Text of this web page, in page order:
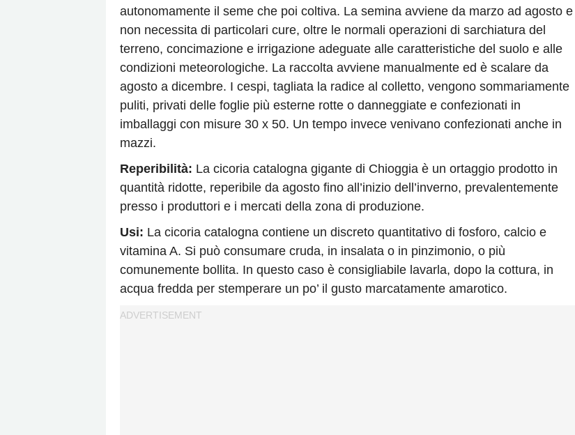
autonomamente il seme che poi coltiva. La semina avviene da marzo ad agosto e
non necessita di particolari cure, oltre le normali operazioni di sarchiatura del
terreno, concimazione e irrigazione adeguate alle caratteristiche del suolo e alle
condizioni meteorologiche. La raccolta avviene manualmente ed è scalare da
agosto a dicembre. I cespi, tagliata la radice al colletto, vengono sommariamente
puliti, privati delle foglie più esterne rotte o danneggiate e confezionati in
imballaggi con misure 30 x 50. Un tempo invece venivano confezionati anche in
mazzi.
Reperibilità: La cicoria catalogna gigante di Chioggia è un ortaggio prodotto in
quantità ridotte, reperibile da agosto fino all’inizio dell’inverno, prevalentemente
presso i produttori e i mercati della zona di produzione.
Usi: La cicoria catalogna contiene un discreto quantitativo di fosforo, calcio e
vitamina A. Si può consumare cruda, in insalata o in pinzimonio, o più
comunemente bollita. In questo caso è consigliabile lavarla, dopo la cottura, in
acqua fredda per stemperare un po’ il gusto marcatamente amarotico.